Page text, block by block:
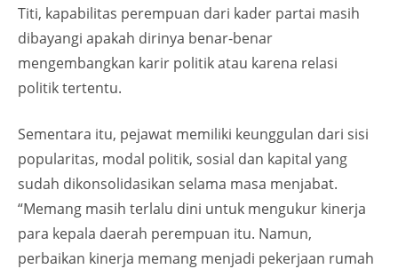
Titi, kapabilitas perempuan dari kader partai masih
dibayangi apakah dirinya benar-benar
mengembangkan karir politik atau karena relasi
politik tertentu.
Sementara itu, pejawat memiliki keunggulan dari sisi
popularitas, modal politik, sosial dan kapital yang
sudah dikonsolidasikan selama masa menjabat.
“Memang masih terlalu dini untuk mengukur kinerja
para kepala daerah perempuan itu. Namun,
perbaikan kinerja memang menjadi pekerjaan rumah